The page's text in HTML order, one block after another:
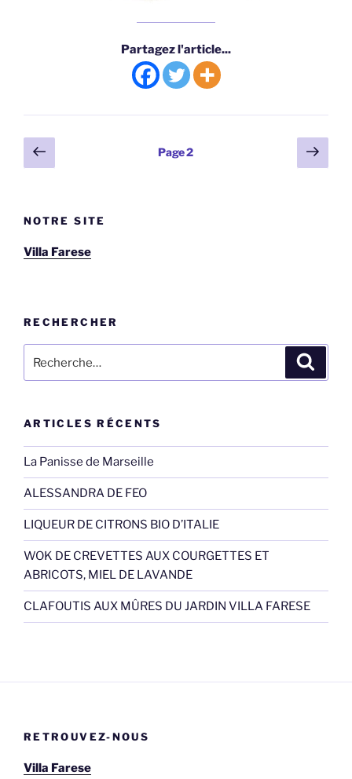
Partagez l'article...
Pagination
des
Page
précédente
Page2
Page
NOTRE SITE
Villa Farese
RECHERCHER
pour
ARTICLES RÉCENTS
La Panisse de Marseille
ALESSANDRA DE FEO
LIQUEUR DE CITRONS BIO D’ITALIE
WOK DE CREVETTES AUX COURGETTES ET
ABRICOTS, MIEL DE LAVANDE
CLAFOUTIS AUX MÛRES DU JARDIN VILLA FARESE
RETROUVEZ-NOUS
Villa Farese